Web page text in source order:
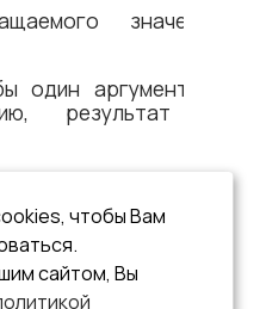
значения –
один аргумент равен
результат NULL-
as
чтобы Вам
сайтом, Вы